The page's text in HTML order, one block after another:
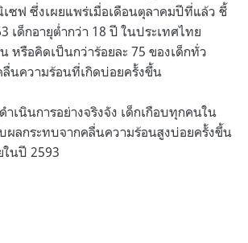
เซฟ ซึ่งเผยแพร่เมื่อเดือนตุลาคมปีที่แล้ว ชี้
เด็กอายุต่ำกว่า 18 ปี ในประเทศไทย
หรือคิดเป็นกว่าร้อยละ 75 ของเด็กทั่ว
นความร้อนที่เกิดบ่อยครั้งขึ้น
ำเนินการอย่างจริงจัง เด็กเกือบทุกคนใน
ผลกระทบจากคลื่นความร้อนสูงบ่อยครั้งขึ้น
นปี 2593